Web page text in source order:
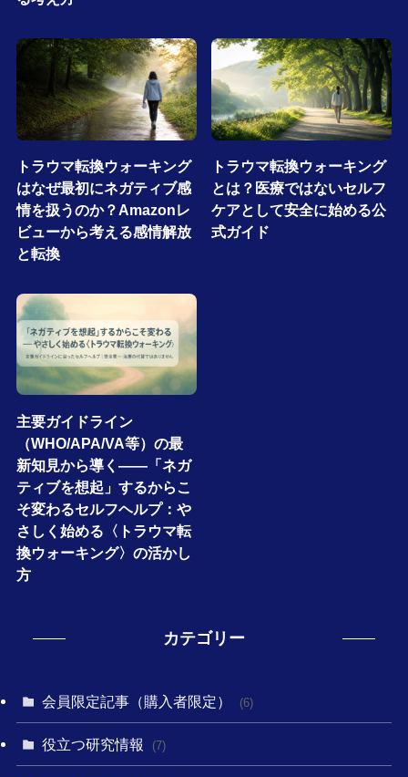
トラウマ転換ウォーキング
はなぜ最初にネガティブ感
情を扱うのか？Amazonレ
ビューから考える感情解放
と転換
トラウマ転換ウォーキング
とは？医療ではないセルフ
ケアとして安全に始める公
式ガイド
主要ガイドライン
（WHO/APA/VA等）の最
新知見から導く――「ネガ
ティブを想起」するからこ
そ変わるセルフヘルプ：や
さしく始める〈トラウマ転
換ウォーキング〉の活かし
方
カテゴリー
会員限定記事（購入者限定） (6)
役立つ研究情報 (7)